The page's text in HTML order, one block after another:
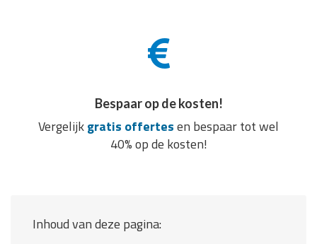
Bespaar op de kosten!
Vergelijkgratis offertesen bespaar tot wel
40% op de kosten!
Inhoud van deze pagina: